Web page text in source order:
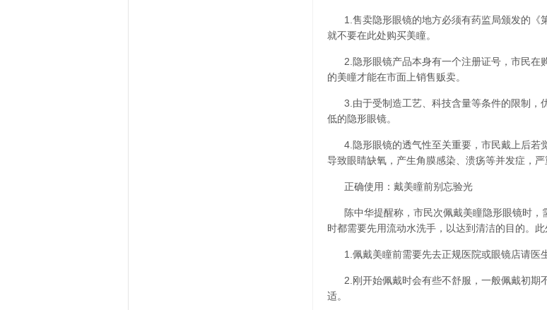
1.售卖隐形眼镜的地方必须有药监局颁发的
就不要在此处购买美瞳。
2.隐形眼镜产品本身有一个注册证号，市民
的美瞳才能在市面上销售贩卖。
3.由于受制造工艺、科技含量等条件的限制，
低的隐形眼镜。
4.隐形眼镜的透气性至关重要，市民戴上后若
导致眼睛缺氧，产生角膜感染、溃疡等并发症，严
正确使用：戴美瞳前别忘验光
陈中华提醒称，市民次佩戴美瞳隐形眼镜时
时都需要先用流动水洗手，以达到清洁的目的。
1.佩戴美瞳前需要先去正规医院或眼镜店请医
2.刚开始佩戴时会有些不舒服，一般佩戴初
适。